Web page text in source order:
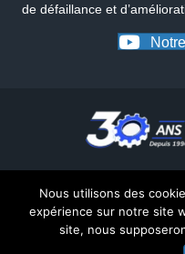
de défaillance et
©
Nous utilisons des
expérience sur notre site
site, nous